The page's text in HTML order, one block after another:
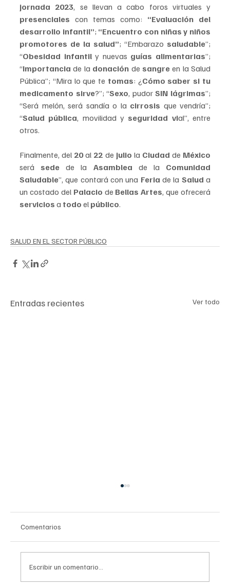
jornada 2023
presenciales con temas como: “Evaluación del
desarrollo infantil”; “Encuentro con niñas y niños
promotores de la salud”; “Embarazo saludable”;
“Obesidad infantil y nuevas guías alimentarias”;
“Importancia de la donación de sangre en la Salud
Pública”; “Mira lo que te tomas: ¿ Cómo saber si tu
medicamento sirve?”; “Sexo, pudor SIN lágrimas”;
“Será melón, será sandía o la cirrosis que vendría”;
“Salud pública, movilidad y seguridad vial”, entre
otros.
Finalmente, del 20 al 22 de julio la Ciudad de
será sede de la Asamblea de la Comunidad
Saludable”, que contará con una Feria de la Salud a
un costado del Palacio de Bellas Artes
servicios a todo el público.
SALUD EN EL SECTOR PÚBLICO
Entradas recientes Ver todo
Comentarios
Escribir un comentario...